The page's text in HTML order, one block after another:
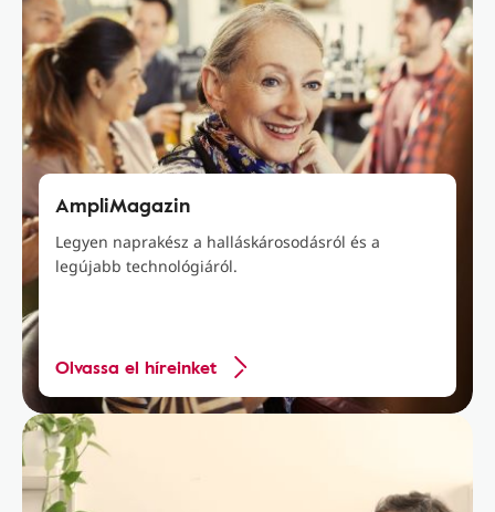
AmpliMagazin
Legyen naprakész a halláskárosodásról és a
legújabb technológiáról.
Olvassa el híreinket